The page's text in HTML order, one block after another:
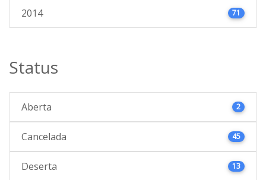
2014 71
Status
Aberta 2
Cancelada 45
Deserta 13